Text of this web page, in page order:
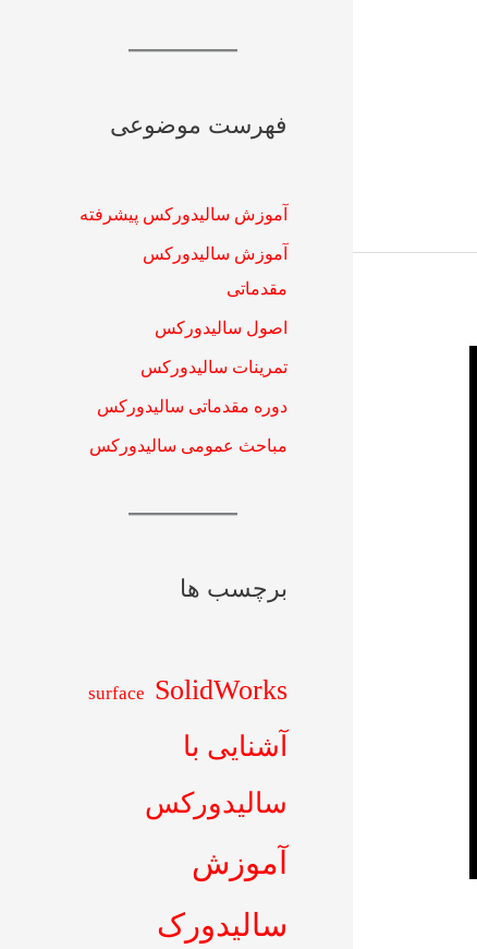
فهرست موضوعی
آموزش سالیدورکس پیشرفته
آموزش سالیدورکس
مقدماتی
اصول سالیدورکس
تمرینات سالیدورکس
دوره مقدماتی سالیدورکس
مباحث عمومی سالیدورکس
برچسب ها
SolidWorks
surface
آشنایی با
سالیدورکس
آموزش
سالیدورک